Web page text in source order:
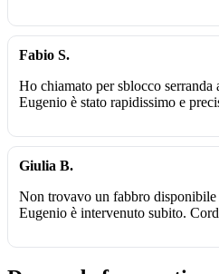
Fabio S.
Ho chiamato per sblocco serranda
Eugenio è stato rapidissimo e
Giulia B.
Non trovavo un fabbro disponibile
Eugenio è intervenuto subito.